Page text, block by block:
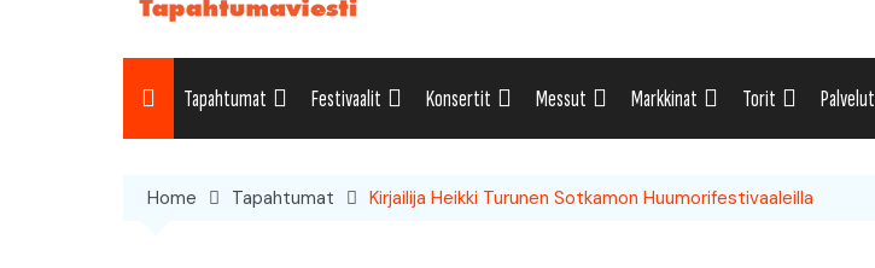
Tapahtumat Festivaalit Konsertit Messut Markkinat Torit Palvelut
Home Tapahtumat Kirjailija Heikki Turunen Sotkamon Huumorifestivaaleilla